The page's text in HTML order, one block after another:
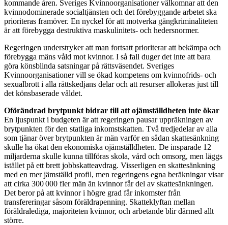
kommande åren. Sveriges Kvinnoorganisationer välkomnar att den
kvinnodominerade socialtjänsten och det förebyggande arbetet ska
prioriteras framöver. En nyckel för att motverka gängkriminaliteten
är att förebygga destruktiva maskulinitets- och hedersnormer.
Regeringen understryker att man fortsatt prioriterar att bekämpa och
förebygga mäns våld mot kvinnor. I så fall duger det inte att bara
göra könsblinda satsningar på rättsväsendet. Sveriges
Kvinnoorganisationer vill se ökad kompetens om kvinnofrids- och
sexualbrott i alla rättskedjans delar och att resurser allokeras just till
det könsbaserade våldet.
Oförändrad brytpunkt bidrar till att ojämställdheten inte ökar
En ljuspunkt i budgeten är att regeringen pausar uppräkningen av
brytpunkten för den statliga inkomstskatten. Två tredjedelar av alla
som tjänar över brytpunkten är män varför en sådan skattesänkning
skulle ha ökat den ekonomiska ojämställdheten. De insparade 12
miljarderna skulle kunna tillföras skola, vård och omsorg, men läggs
istället på ett brett jobbskatteavdrag. Visserligen en skattesänkning
med en mer jämställd profil, men regeringens egna beräkningar visar
att cirka 300 000 fler män än kvinnor får del av skattesänkningen.
Det beror på att kvinnor i högre grad får inkomster från
transfereringar såsom föräldrapenning. Skatteklyftan mellan
föräldralediga, majoriteten kvinnor, och arbetande blir därmed allt
större.